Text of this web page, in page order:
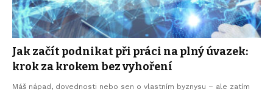
Jak začít podnikat při práci na plný úvazek:
krok za krokem bez vyhoření
Máš nápad, dovednosti nebo sen o vlastním byznysu – ale zatím